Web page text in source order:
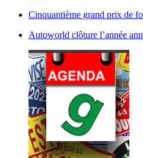
Cinquantième grand prix de
Autoworld clôture l’année